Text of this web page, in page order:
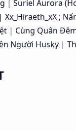
| Suriel Aurora
;
| Cùng Quân
Người Husky |